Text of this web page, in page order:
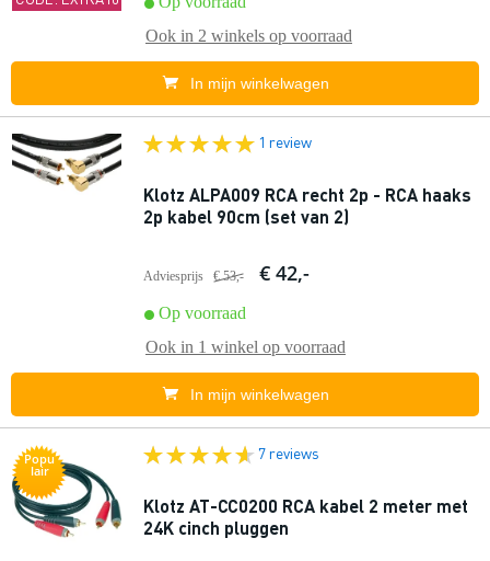
Ook in 2 winkels op voorraad
In mijn winkelwagen
1 review
Klotz ALPA009 RCA recht 2p - RCA haaks
2p kabel 90cm (set van 2)
Adviesprijs € 53,- € 42,-
Op voorraad
Ook in 1 winkel op voorraad
In mijn winkelwagen
Popu
lair
7 reviews
Klotz AT-CC0200 RCA kabel 2 meter met
24K cinch pluggen